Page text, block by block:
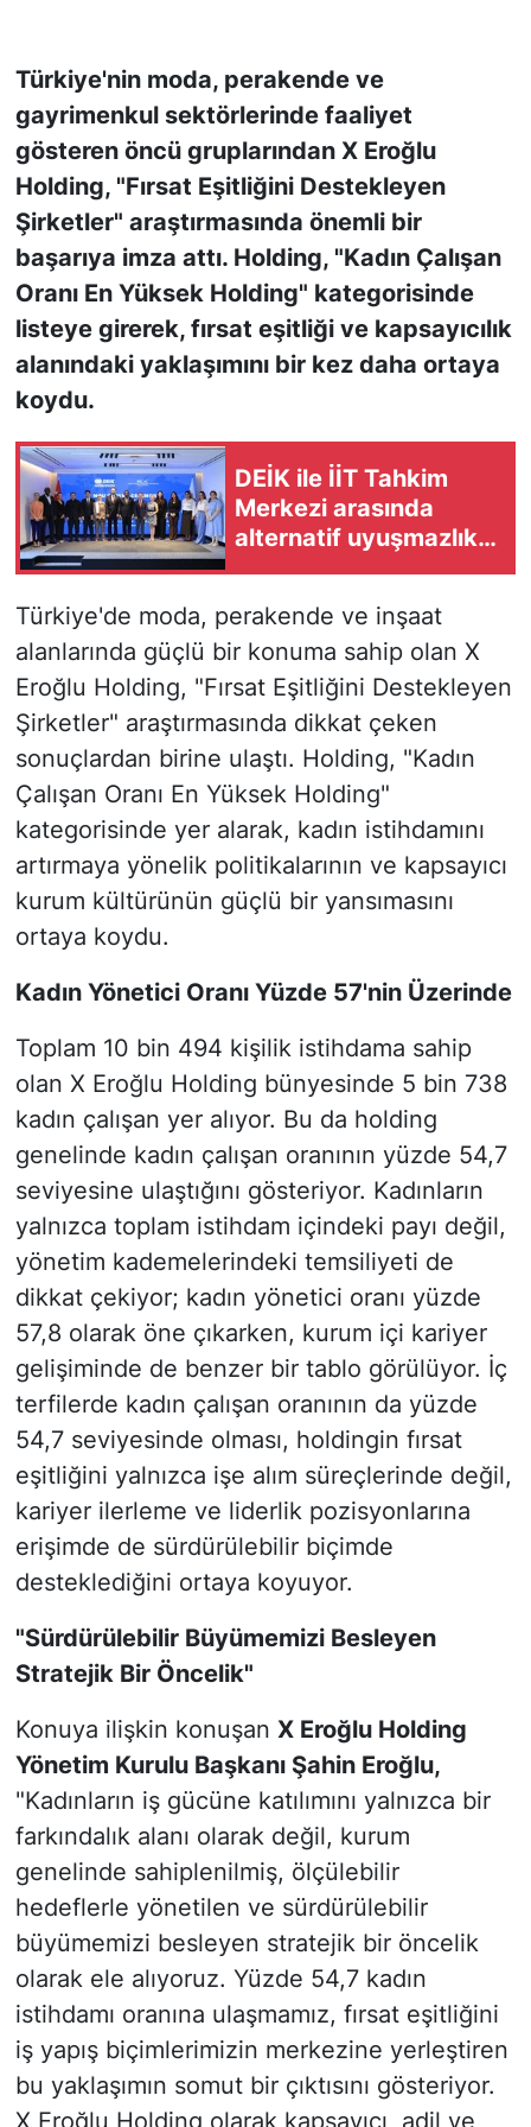
Türkiye'nin moda, perakende ve
gayrimenkul sektörlerinde faaliyet
gösteren öncü gruplarından X Eroğlu
Holding, "Fırsat Eşitliğini Destekleyen
Şirketler" araştırmasında önemli bir
başarıya imza attı. Holding, "Kadın Çalışan
Oranı En Yüksek Holding" kategorisinde
listeye girerek, fırsat eşitliği ve kapsayıcılık
alanındaki yaklaşımını bir kez daha ortaya
koydu.
DEİK ile İİT Tahkim
Merkezi arasında
alternatif uyuşmazlık
Türkiye'de moda, perakende ve inşaat
alanlarında güçlü bir konuma sahip olan X
Eroğlu Holding, "Fırsat Eşitliğini Destekleyen
Şirketler" araştırmasında dikkat çeken
sonuçlardan birine ulaştı. Holding, "Kadın
Çalışan Oranı En Yüksek Holding"
kategorisinde yer alarak, kadın istihdamını
artırmaya yönelik politikalarının ve kapsayıcı
kurum kültürünün güçlü bir yansımasını
ortaya koydu.
Kadın Yönetici Oranı Yüzde 57'nin Üzerinde
Toplam 10 bin 494 kişilik istihdama sahip
olan X Eroğlu Holding bünyesinde 5 bin 738
kadın çalışan yer alıyor. Bu da holding
genelinde kadın çalışan oranının yüzde 54,7
seviyesine ulaştığını gösteriyor. Kadınların
yalnızca toplam istihdam içindeki payı değil,
yönetim kademelerindeki temsiliyeti de
dikkat çekiyor; kadın yönetici oranı yüzde
57,8 olarak öne çıkarken, kurum içi kariyer
gelişiminde de benzer bir tablo görülüyor. İç
terfilerde kadın çalışan oranının da yüzde
54,7 seviyesinde olması, holdingin fırsat
eşitliğini yalnızca işe alım süreçlerinde değil,
kariyer ilerleme ve liderlik pozisyonlarına
erişimde de sürdürülebilir biçimde
desteklediğini ortaya koyuyor.
"Sürdürülebilir Büyümemizi Besleyen
Stratejik Bir Öncelik"
Konuya ilişkin konuşan X Eroğlu Holding
Yönetim Kurulu BaşkanıŞahin Eroğlu,
"Kadınların iş gücüne katılımını yalnızca bir
farkındalık alanı olarak değil, kurum
genelinde sahiplenilmiş, ölçülebilir
hedeflerle yönetilen ve sürdürülebilir
büyümemizi besleyen stratejik bir öncelik
olarak ele alıyoruz. Yüzde 54,7 kadın
istihdamı oranına ulaşmamız, fırsat eşitliğini
iş yapış biçimlerimizin merkezine yerleştiren
bu yaklaşımın somut bir çıktısını gösteriyor.
KONGRE TAKVİMİ
RÖPORTAJLAR
BİYOGRAFİLER